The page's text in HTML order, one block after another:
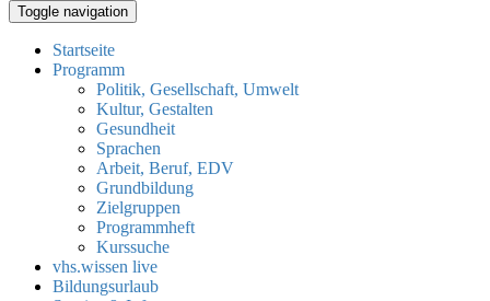
Toggle navigation
Startseite
Programm
Politik, Gesellschaft, Umwelt
Kultur, Gestalten
Gesundheit
Sprachen
Arbeit, Beruf, EDV
Grundbildung
Zielgruppen
Programmheft
Kurssuche
vhs.wissen live
Bildungsurlaub